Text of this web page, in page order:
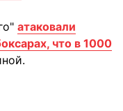
атаковали
что в 1000
X
в Viber
в Whatsapp
в Messenger
в LinkedIn